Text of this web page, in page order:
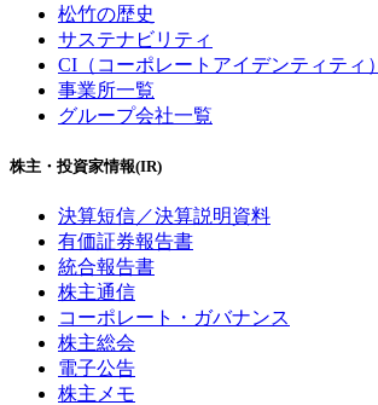
松竹の歴史
サステナビリティ
CI（コーポレートアイデンティティ）
事業所一覧
グループ会社一覧
株主・投資家情報(IR)
決算短信／決算説明資料
有価証券報告書
統合報告書
株主通信
コーポレート・ガバナンス
株主総会
電子公告
株主メモ